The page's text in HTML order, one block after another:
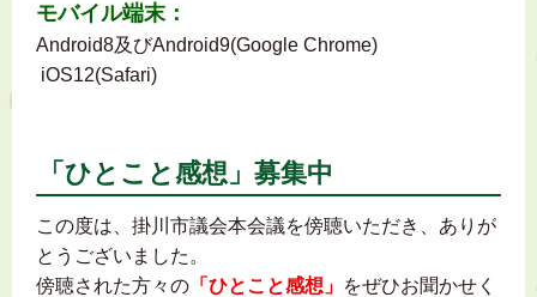
モバイル端末：
Android8及びAndroid9(Google Chrome)
iOS12(Safari)
「ひとこと感想」募集中
この度は、掛川市議会本会議を傍聴いただき、ありが
とうございました。
傍聴された方々の 「ひとこと感想」 をぜひお聞かせく